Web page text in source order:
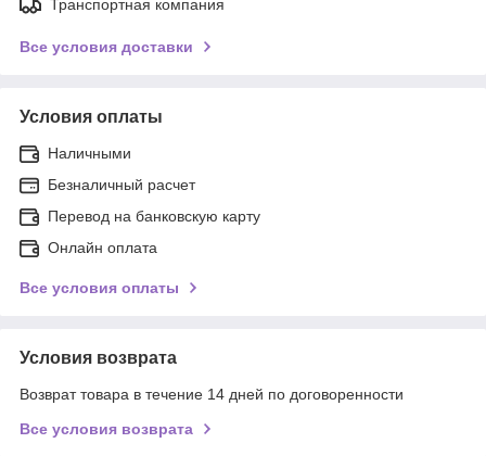
Транспортная компания
Все условия доставки
Условия оплаты
Наличными
Безналичный расчет
Перевод на банковскую карту
Онлайн оплата
Все условия оплаты
Условия возврата
Возврат товара в течение 14 дней по договоренности
Все условия возврата